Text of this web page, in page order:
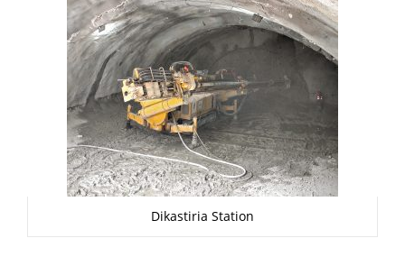
Dikastiria Station